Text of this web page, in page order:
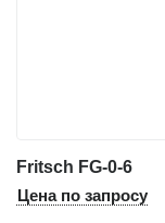
Fritsch FG-0-6
Цена по запросу